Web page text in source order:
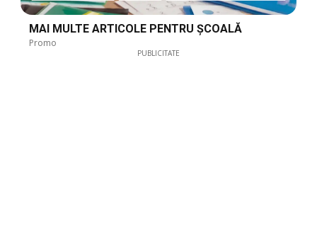
MAI MULTE ARTICOLE PENTRU ȘCOALĂ
Promo
PUBLICITATE